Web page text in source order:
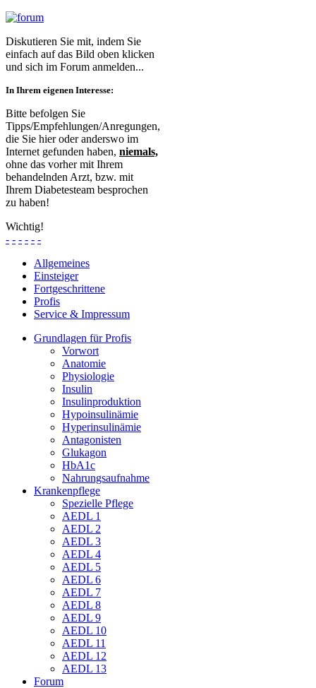
Diskutieren Sie mit, indem Sie
einfach auf das Bild oben klicken
und sich im Forum anmelden...
In Ihrem eigenen Interesse:
Bitte befolgen Sie
Tipps/Empfehlungen/Anregungen,
die Sie hier oder anderswo im
Internet gefunden haben, niemals,
ohne das vorher mit Ihrem
behandelnden Arzt, bzw. mit
Ihrem Diabetesteam besprochen
zu haben!
Wichtig!
- - - - - -
Allgemeines
Einsteiger
Fortgeschrittene
Profis
Service & Impressum
Grundlagen für Profis
Vorwort
Anatomie
Physiologie
Insulin
Insulinproduktion
Hypoinsulinämie
Hyperinsulinämie
Antagonisten
Glukagon
HbA1c
Nahrungsaufnahme
Krankenpflege
Spezielle Pflege
AEDL 1
AEDL 2
AEDL 3
AEDL 4
AEDL 5
AEDL 6
AEDL 7
AEDL 8
AEDL 9
AEDL 10
AEDL 11
AEDL 12
AEDL 13
Forum